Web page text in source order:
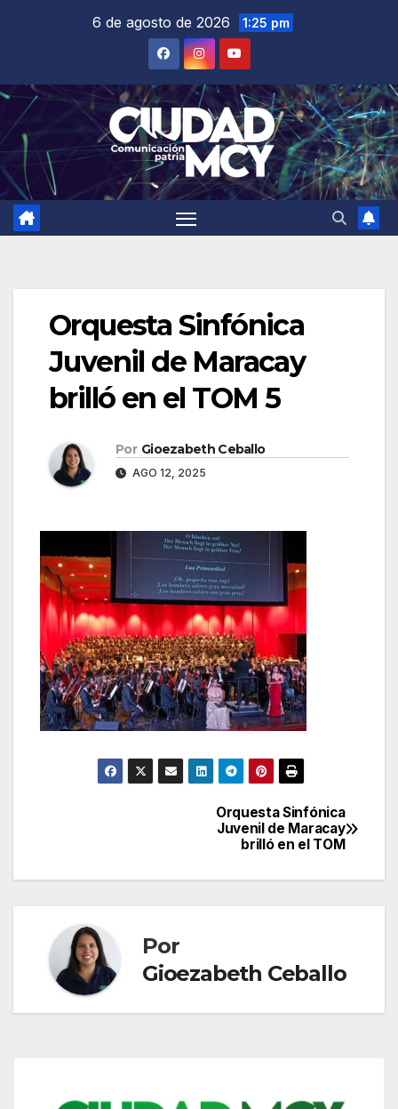
6 de agosto de 2026 1:25 pm
Orquesta Sinfónica
Juvenil de Maracay
brilló en el TOM 5
Por Gioezabeth Ceballo
AGO 12, 2025
Orquesta Sinfónica
Juvenil de Maracay
brilló en el TOM
Por
Gioezabeth Ceballo